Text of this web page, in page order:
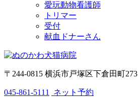
愛玩動物看護師
トリマー
受付
献血ドナーさん
〒244-0815 横浜市戸塚区下倉田町273
045-861-5111 ネット予約